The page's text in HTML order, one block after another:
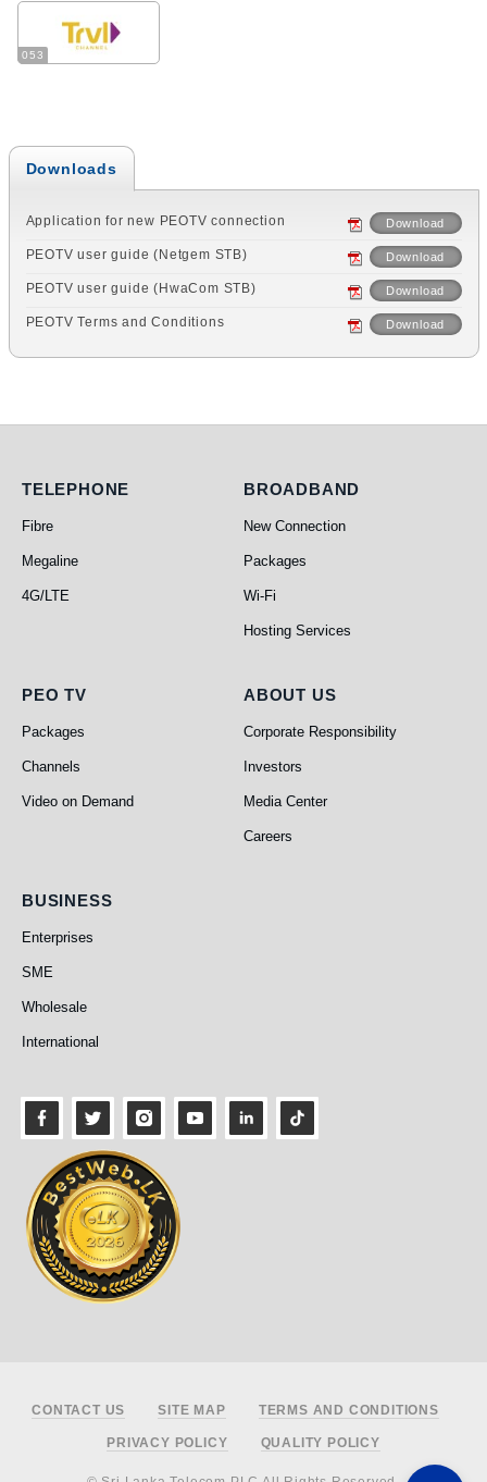
053
Downloads
Application for new PEOTV connection Download
PEOTV user guide (Netgem STB) Download
PEOTV user guide (HwaCom STB) Download
PEOTV Terms and Conditions Download
Telephone
TELEPHONE
Fibre
Megaline
4G/LTE
Broadband
BROADBAND
New Connection
Packages
Wi-Fi
Hosting Services
PEO TV
PEO TV
Packages
Channels
Video on Demand
About Us
ABOUT US
Corporate Responsibility
Investors
Media Center
Careers
Business
BUSINESS
Enterprises
SME
Wholesale
International
Footer
CONTACT US SITE MAP TERMS AND CONDITIONS
PRIVACY POLICY QUALITY POLICY